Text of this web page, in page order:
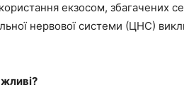
екзосом, збагачених
нервової системи (ЦНС)